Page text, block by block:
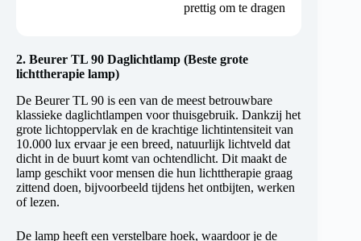
prettig om te dragen
2. Beurer TL 90 Daglichtlamp (Beste grote
lichttherapie lamp)
De Beurer TL 90 is een van de meest betrouwbare
klassieke daglichtlampen voor thuisgebruik. Dankzij het
grote lichtoppervlak en de krachtige lichtintensiteit van
10.000 lux ervaar je een breed, natuurlijk lichtveld dat
dicht in de buurt komt van ochtendlicht. Dit maakt de
lamp geschikt voor mensen die hun lichttherapie graag
zittend doen, bijvoorbeeld tijdens het ontbijten, werken
of lezen.
De lamp heeft een verstelbare hoek, waardoor je de